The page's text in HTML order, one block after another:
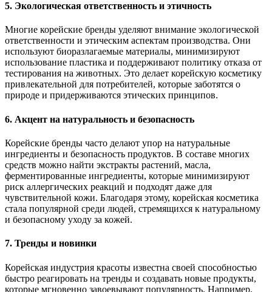
5. Экологическая ответственность и этичность
Многие корейские бренды уделяют внимание экологической
ответственности и этическим аспектам производства. Они
используют биоразлагаемые материалы, минимизируют
использование пластика и поддерживают политику отказа от
тестирования на животных. Это делает корейскую косметику
привлекательной для потребителей, которые заботятся о
природе и придерживаются этических принципов.
6. Акцент на натуральность и безопасность
Корейские бренды часто делают упор на натуральные
ингредиенты и безопасность продуктов. В составе многих
средств можно найти экстракты растений, масла,
ферментированные ингредиенты, которые минимизируют
риск аллергических реакций и подходят даже для
чувствительной кожи. Благодаря этому, корейская косметика
стала популярной среди людей, стремящихся к натуральному
и безопасному уходу за кожей.
7. Тренды и новинки
Корейская индустрия красоты известна своей способностью
быстро реагировать на тренды и создавать новые продукты,
которые мгновенно завоевывают популярность. Например,